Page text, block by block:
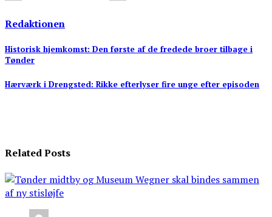
Redaktionen
Indlægsnavigation
Historisk hjemkomst: Den første af de fredede broer tilbage i
Tønder
Hærværk i Drengsted: Rikke efterlyser fire unge efter episoden
Related Posts